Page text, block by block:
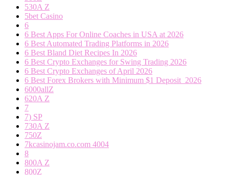
530A Z
5bet Casino
6
6 Best Apps For Online Coaches in USA at 2026
6 Best Automated Trading Platforms in 2026
6 Best Bland Diet Recipes In 2026
6 Best Crypto Exchanges for Swing Trading 2026
6 Best Crypto Exchanges of April 2026
6 Best Forex Brokers with Minimum $1 Deposit ️ 2026
6000allZ
620A Z
7
7) SP
730A Z
750Z
7kcasinojam.co.com 4004
8
800A Z
800Z